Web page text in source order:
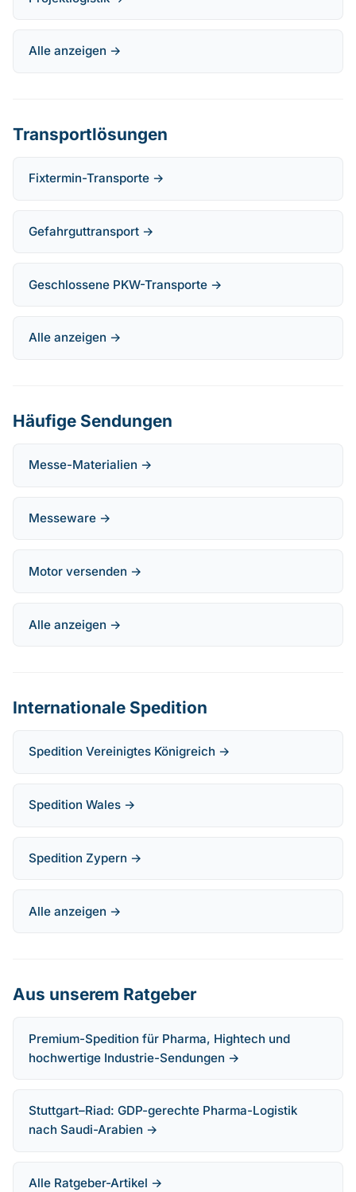
Alle anzeigen →
Transportlösungen
Fixtermin-Transporte →
Gefahrguttransport →
Geschlossene PKW-Transporte →
Alle anzeigen →
Häufige Sendungen
Messe-Materialien →
Messeware →
Motor versenden →
Alle anzeigen →
Internationale Spedition
Spedition Vereinigtes Königreich →
Spedition Wales →
Spedition Zypern →
Alle anzeigen →
Aus unserem Ratgeber
Premium-Spedition für Pharma, Hightech und
hochwertige Industrie-Sendungen →
Stuttgart–Riad: GDP-gerechte Pharma-Logistik
nach Saudi-Arabien →
Alle Ratgeber-Artikel →